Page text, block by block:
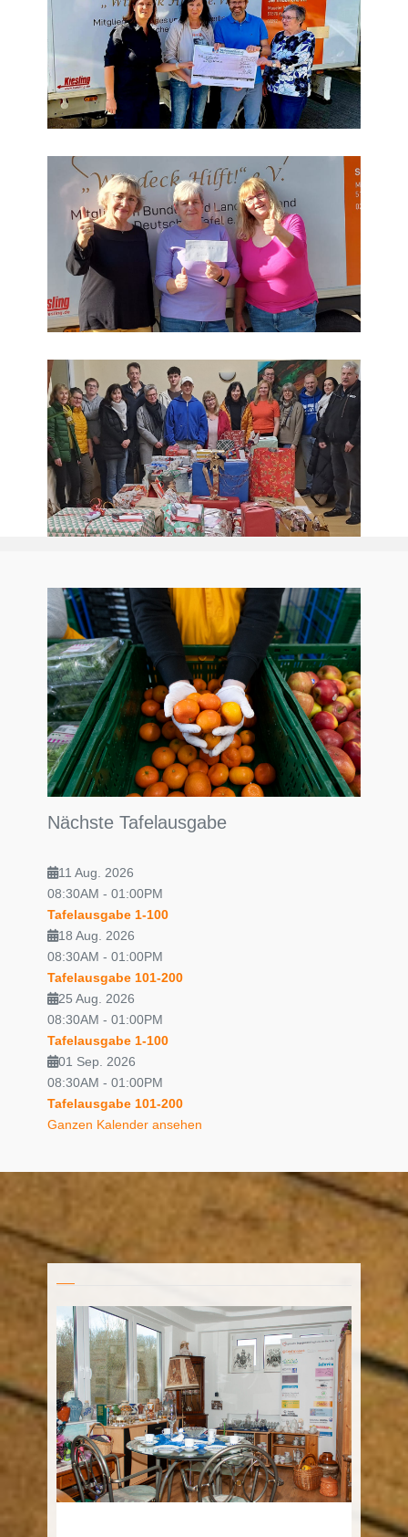
Nächste Tafelausgabe
11 Aug. 2026
08:30AM - 01:00PM
Tafelausgabe 1-100
18 Aug. 2026
08:30AM - 01:00PM
Tafelausgabe 101-200
25 Aug. 2026
08:30AM - 01:00PM
Tafelausgabe 1-100
01 Sep. 2026
08:30AM - 01:00PM
Tafelausgabe 101-200
Ganzen Kalender ansehen